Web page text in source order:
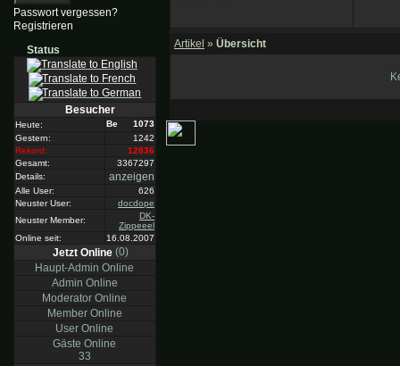
Passwort vergessen?
Registrieren
Status
Besucher
Heute:
1073
Gestern:
1242
Rekord:
12836
Gesamt:
3367297
Details:
anzeigen
Alle User:
626
Neuster User:
docdope
Neuster Member:
DK-
Zippeeel
Online seit:
16.08.2007
Jetzt Online (0)
Haupt-Admin Online
Admin Online
Moderator Online
Member Online
User Online
Gäste Online
33
Artikel » Übersicht